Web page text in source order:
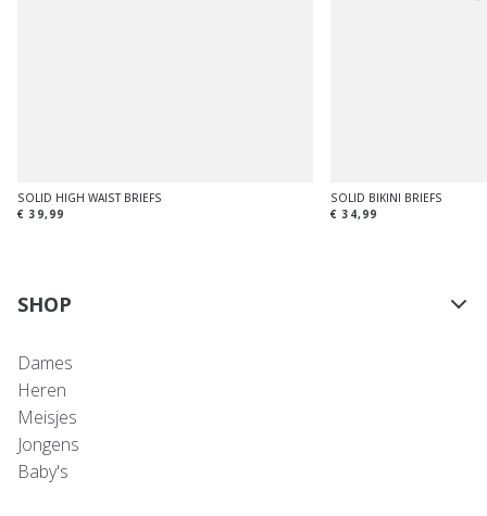
SOLID HIGH WAIST BRIEFS
€ 39,99
SOLID BIKINI BRIEFS
€ 34,99
SHOP
Dames
Heren
Meisjes
Jongens
Baby's